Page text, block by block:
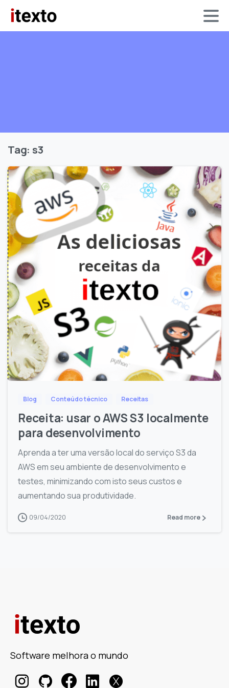
Tag: s3
Blog Conteúdo técnico Receitas
Receita: usar o AWS S3 localmente
para desenvolvimento
Aprenda a ter uma versão local do serviço S3 da
AWS em seu ambiente de desenvolvimento e
testes, minimizando com isto seus custos e
aumentando sua produtividade.
09/04/2020 Read more
Software melhora o mundo